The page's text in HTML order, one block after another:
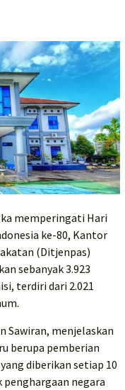
memperingati Hari
ke-80, Kantor
(Ditjenpas)
sebanyak 3.923
terdiri dari 2.021
Sawiran, menjelaskan
berupa pemberian
diberikan setiap 10
negara